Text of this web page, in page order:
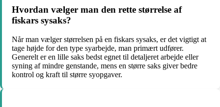
Hvordan vælger man den rette størrelse af
fiskars sysaks?
Når man vælger størrelsen på en fiskars sysaks, er det vigtigt at
tage højde for den type syarbejde, man primært udfører.
Generelt er en lille saks bedst egnet til detaljeret arbejde eller
syning af mindre genstande, mens en større saks giver bedre
kontrol og kraft til større syopgaver.